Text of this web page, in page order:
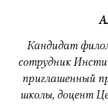
Кандидат
сотрудник
приглашенный
школы, доцент